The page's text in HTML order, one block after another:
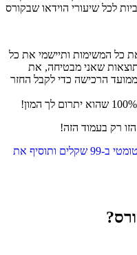
כל המשימות ותיישמי את כל
שאני מבטיחה, את
ממועד הרכישה כדי לקבל החזר
רק בעמוד הזה!
לחיצה על הכפתור תחייב אותך באופן אוטומטי ב-99 שקלים ותוסיף את